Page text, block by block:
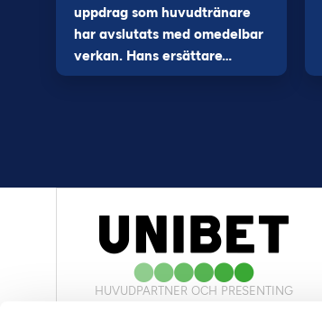
uppdrag som huvudtränare
har avslutats med omedelbar
verkan. Hans ersättare…
HUVUDPARTNER OCH PRESENTING